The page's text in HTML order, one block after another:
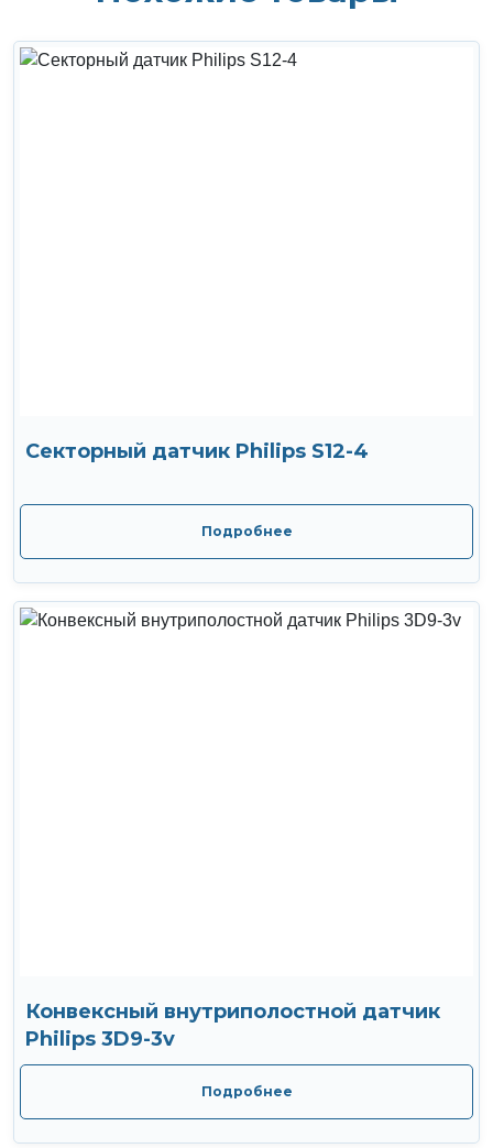
Секторный датчик Philips S12-4
Подробнее
Конвексный внутриполостной датчик
Philips 3D9-3v
Подробнее